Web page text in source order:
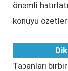
önemli
konuyu
Tabanları